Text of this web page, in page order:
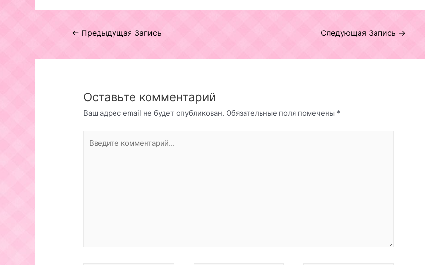
Навигация
← Предыдущая Запись Следующая Запись →
Оставьте комментарий
Ваш адрес email не будет опубликован. Обязательные поля помечены *
комментарий...